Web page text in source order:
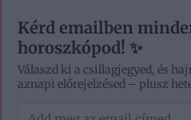
Kérd emailben
horoszkópod! ✨
Válaszd ki a csillagjegyed, és
aznapi előrejelzésed – plusz